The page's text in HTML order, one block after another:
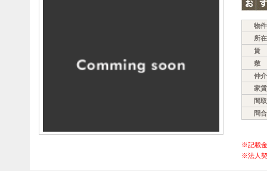
物
所
賃
敷
仲
家
間
問
※記載
※法人契